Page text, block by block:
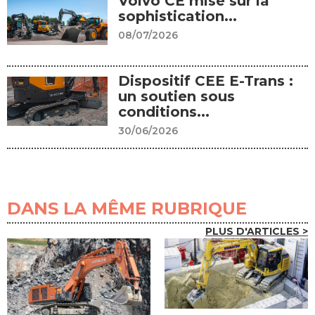
sophistication...
08/07/2026
Dispositif CEE E-Trans :
un soutien sous
conditions...
30/06/2026
DANS LA MÊME RUBRIQUE
PLUS D'ARTICLES >